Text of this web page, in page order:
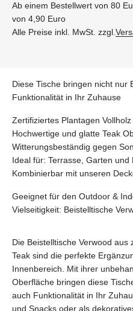
Ab einem Bestellwert von 80
von 4,90 Euro
Alle Preise inkl. MwSt. zzgl.
Diese Tische bringen nicht nur
Funktionalität in Ihr Zuhause
Zertifiziertes Plantagen
Hochwertige und glatte Teak
Witterungsbeständig gegen
Ideal für: Terrasse, Garten und
Kombinierbar mit unseren
Geeignet für den Outdoor &
Vielseitigkeit: Beistelltische
Die Beistelltische Verwood
Teak sind die perfekte
Innenbereich. Mit ihrer
Oberfläche bringen diese
auch Funktionalität in Ihr
und Snacks oder als